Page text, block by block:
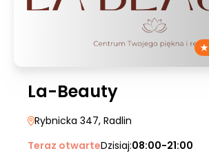
La-Beauty
Rybnicka 347, Radlin
Teraz otwarteDzisiaj:08:00-21:00